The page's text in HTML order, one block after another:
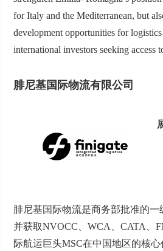
for Italy and the Mediterranean, but
development opportunities for logistics
international investors seeking access
腓尼基国际物流有限公司
腓尼基国际物流是商务部批准的一
并获取NVOCC、WCA、CATA、
际航运巨头MSC在中国地区的核